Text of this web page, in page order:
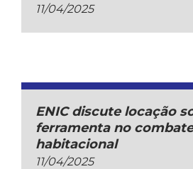
11/04/2025
ENIC discute locação
ferramenta no
habitacional
11/04/2025